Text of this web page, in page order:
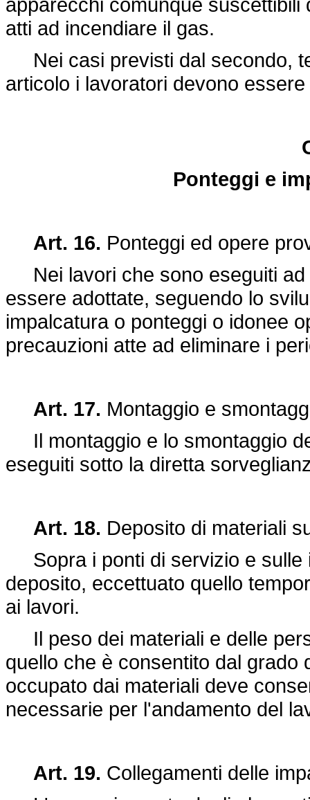
atti ad incendiare il gas.
Nei casi previsti dal secondo,
articolo i lavoratori devono
Ponteggi e
Art. 16. Ponteggi ed opere
Nei lavori che sono eseguiti ad
essere adottate, seguendo lo
impalcatura o ponteggi o idonee
precauzioni atte ad eliminare i
Art. 17. Montaggio e
Il montaggio e lo smontaggio
eseguiti sotto la diretta
Art. 18. Deposito di materiali
Sopra i ponti di servizio e sulle
deposito, eccettuato quello
ai lavori.
Il peso dei materiali e delle
quello che è consentito dal grado
occupato dai materiali deve
necessarie per l'andamento del
Art. 19. Collegamenti delle